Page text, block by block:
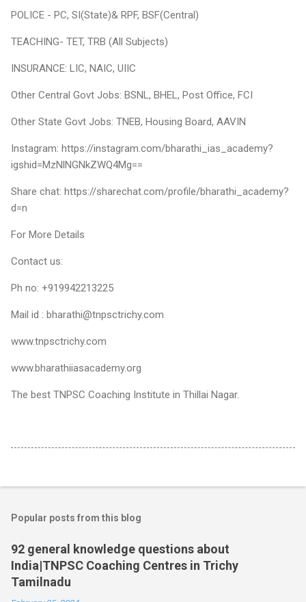
POLICE - PC, SI(State)& RPF, BSF(Central)
TEACHING- TET, TRB (All Subjects)
INSURANCE: LIC, NAIC, UIIC
Other Central Govt Jobs: BSNL, BHEL, Post Office, FCI
Other State Govt Jobs: TNEB, Housing Board, AAVIN
Instagram: https://instagram.com/bharathi_ias_academy?
igshid=MzNlNGNkZWQ4Mg==
Share chat: https://sharechat.com/profile/bharathi_academy?
d=n
For More Details
Contact us:
Ph no: +919942213225
Mail id : bharathi@tnpsctrichy.com
www.tnpsctrichy.com
www.bharathiiasacademy.org
The best TNPSC Coaching Institute in Thillai Nagar.
Popular posts from this blog
92 general knowledge questions about
India|TNPSC Coaching Centres in Trichy
Tamilnadu